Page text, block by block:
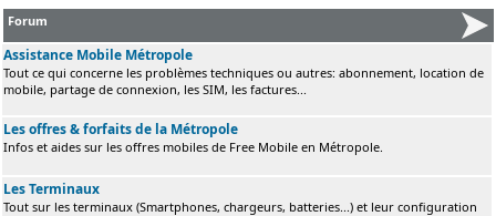
Forum
Assistance Mobile Métropole
Tout ce qui concerne les problèmes techniques ou autres: abonnement, location de
mobile, partage de connexion, les SIM, les factures...
Les offres & forfaits de la Métropole
Infos et aides sur les offres mobiles de Free Mobile en Métropole.
Les Terminaux
Tout sur les terminaux (Smartphones, chargeurs, batteries...) et leur configuration